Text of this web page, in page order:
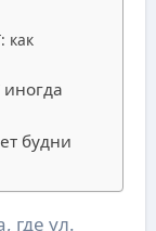
как
будни